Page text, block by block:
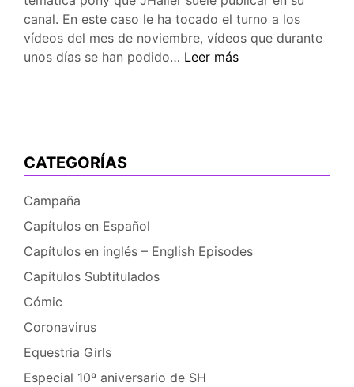
el
noviembre
canal. En este caso le ha tocado el turno a los
vídeos del mes de noviembre, vídeos que durante
unos días se han podido… Top
Leer más
CATEGORÍAS
Campaña
Capítulos en Español
Capítulos en inglés – English Episodes
Capítulos Subtitulados
Cómic
Coronavirus
Equestria Girls
Especial 10º aniversario de SH